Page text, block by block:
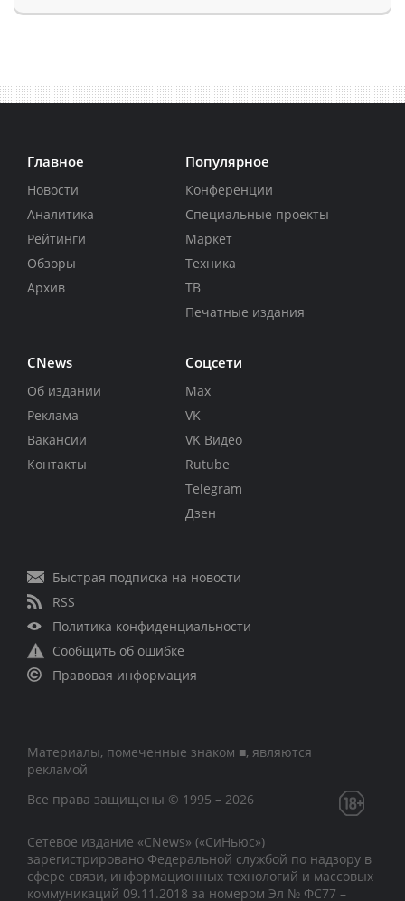
Главное
Новости
Аналитика
Рейтинги
Обзоры
Архив
Популярное
Конференции
Специальные проекты
Маркет
Техника
ТВ
Печатные издания
CNews
Об издании
Реклама
Вакансии
Контакты
Соцсети
Max
VK
VK Видео
Rutube
Telegram
Дзен
Быстрая подписка на новости
RSS
Политика конфиденциальности
Сообщить об ошибке
Правовая информация
Материалы, помеченные знаком ■, являются
рекламой
Все права защищены © 1995 – 2026
Сетевое издание «CNews» («СиНьюс»)
зарегистрировано Федеральной службой по надзору в
сфере связи, информационных технологий и массовых
коммуникаций 09.11.2018 за номером Эл № ФС77 –